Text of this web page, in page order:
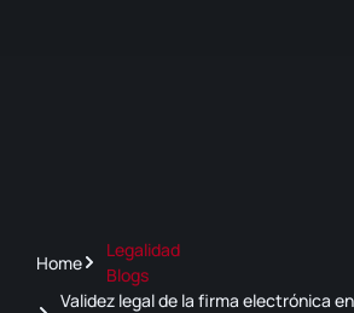
Home
Legalidad
Blogs
Validez legal de la firma electrónica